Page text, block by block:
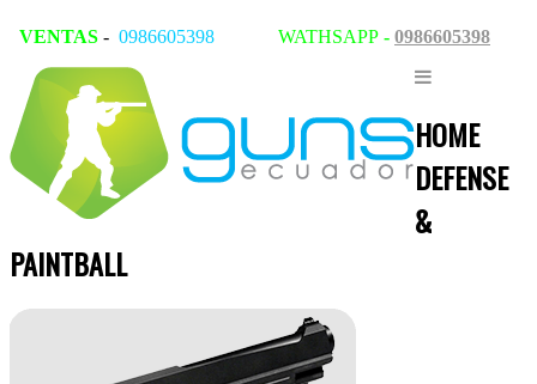
VENTAS - 0986605398 WATHSAPP - 0986605398
HOME
DEFENSE
&
PAINTBALL